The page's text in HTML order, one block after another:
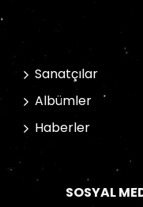
Sanatçılar
Albümler
Haberler
SOSYAL